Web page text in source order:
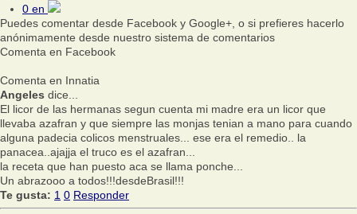
0 en
Puedes comentar desde Facebook y Google+, o si prefieres hacerlo
anónimamente desde nuestro sistema de comentarios
Comenta en Facebook
Comenta en Innatia
Angeles dice...
El licor de las hermanas segun cuenta mi madre era un licor que
llevaba azafran y que siempre las monjas tenian a mano para cuando
alguna padecia colicos menstruales... ese era el remedio.. la
panacea..ajajja el truco es el azafran...
la receta que han puesto aca se llama ponche...
Un abrazooo a todos!!!desdeBrasil!!!
Te gusta: 1 0 Responder